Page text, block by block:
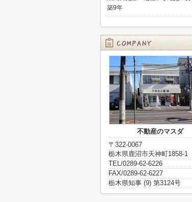
築9年
不動産のマスダ
〒322-0067
栃木県鹿沼市天神町1858-1
TEL/0289-62-6226
FAX/0289-62-6227
栃木県知事 (9) 第3124号